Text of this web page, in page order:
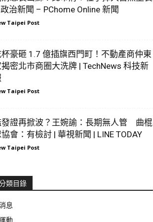
治新聞 – PChome Online 新聞
Taipei Post
豪砸 1.7 億插旗西門町！不動產商仲東
揭密北市商圈大洗牌 | TechNews 科技新
Taipei Post
發證再掀波？王婉諭：長期無人管 曲棍
會：有檢討 | 華視新聞 | LINE TODAY
Taipei Post
類目錄
息
動